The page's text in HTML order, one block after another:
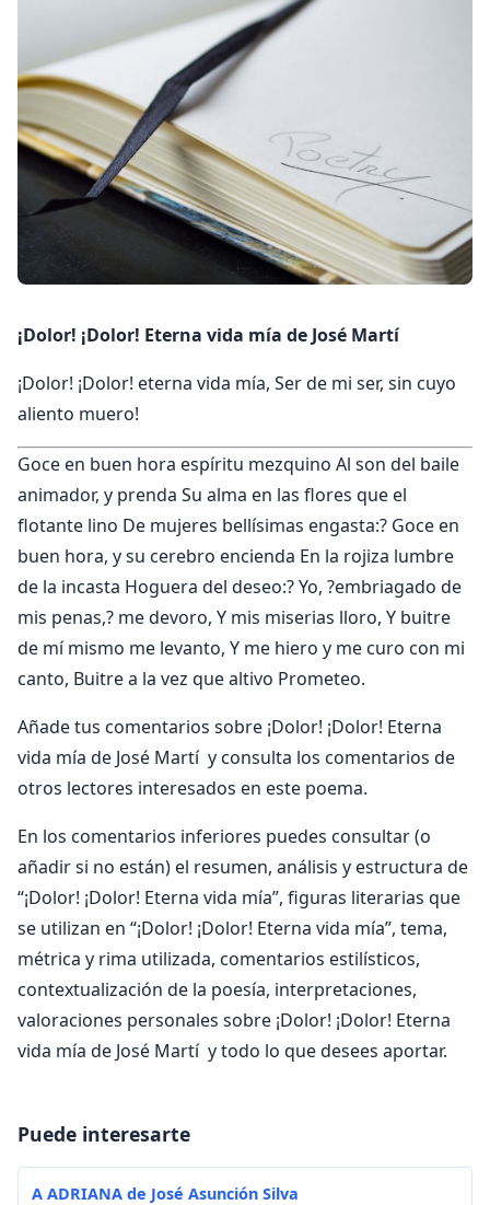
¡Dolor! ¡Dolor! Eterna vida mía de José Martí
¡Dolor! ¡Dolor! eterna vida mía, Ser de mi ser, sin cuyo
aliento muero!
Goce en buen hora espíritu mezquino Al son del baile
animador, y prenda Su alma en las flores que el
flotante lino De mujeres bellísimas engasta:? Goce en
buen hora, y su cerebro encienda En la rojiza lumbre
de la incasta Hoguera del deseo:? Yo, ?embriagado de
mis penas,? me devoro, Y mis miserias lloro, Y buitre
de mí mismo me levanto, Y me hiero y me curo con mi
canto, Buitre a la vez que altivo Prometeo.
Añade tus comentarios sobre ¡Dolor! ¡Dolor! Eterna
vida mía de José Martí y consulta los comentarios de
otros lectores interesados en este poema.
En los comentarios inferiores puedes consultar (o
añadir si no están) el resumen, análisis y estructura de
“¡Dolor! ¡Dolor! Eterna vida mía”, figuras literarias que
se utilizan en “¡Dolor! ¡Dolor! Eterna vida mía”, tema,
métrica y rima utilizada, comentarios estilísticos,
contextualización de la poesía, interpretaciones,
valoraciones personales sobre ¡Dolor! ¡Dolor! Eterna
vida mía de José Martí y todo lo que desees aportar.
Puede interesarte
A ADRIANA de José Asunción Silva